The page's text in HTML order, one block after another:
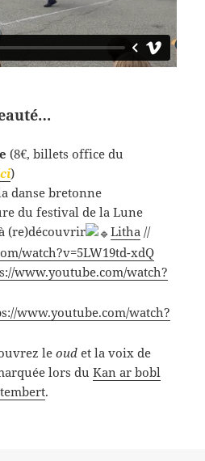
(8€, billets office du
)
danse bretonne
du festival de la Lune
(re)découvrir
Litha //
watch?v=5LW19td-xdQ
www.youtube.com/watch?
www.youtube.com/watch?
leoud et la voix de
lors duKan ar bobl
.